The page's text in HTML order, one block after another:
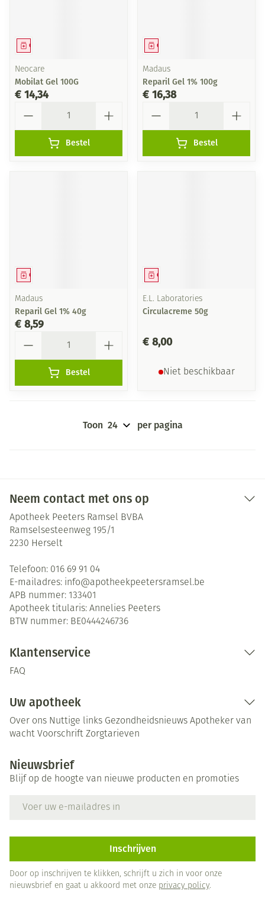
Geneesmiddel
Neocare
Mobilat Gel 100G
€ 14,34
Bestel
Geneesmiddel
Madaus
Reparil Gel 1% 100g
€ 16,38
Bestel
Geneesmiddel
Madaus
Reparil Gel 1% 40g
€ 8,59
Bestel
Geneesmiddel
E.L. Laboratories
Circulacreme 50g
€ 8,00
Niet beschikbaar
Toon per pagina
Neem contact met ons op
Apotheek Peeters Ramsel BVBA
Ramselsesteenweg 195/1
2230 Herselt
Telefoon: 016 69 91 04
E-mailadres: info@apotheekpeetersramsel.be
APB nummer: 133401
Apotheek titularis: Annelies Peeters
BTW nummer: BE0444246736
Klantenservice
FAQ
Uw apotheek
Over ons Nuttige links Gezondheidsnieuws Apotheker van
wacht Voorschrift Zorgtarieven
Nieuwsbrief
Blijf op de hoogte van nieuwe producten en promoties
Inschrijven
Door op inschrijven te klikken, schrijft u zich in voor onze
nieuwsbrief en gaat u akkoord met onze privacy policy.